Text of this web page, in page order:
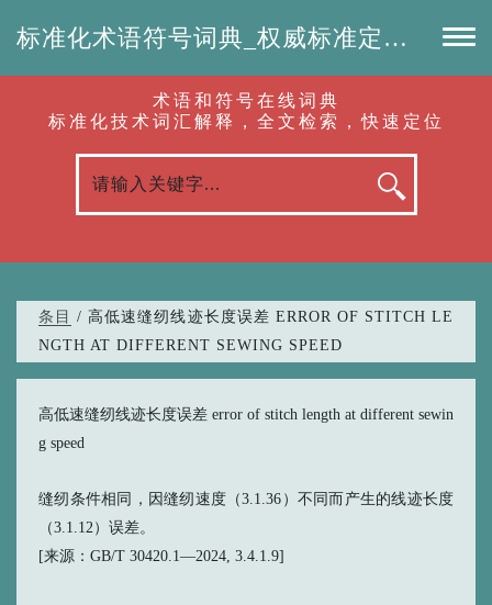
标准化术语符号词典_权威标准定义_专业词汇查询-认准啦（RenZhunLa.com）
术语和符号在线词典
标准化技术词汇解释，全文检索，快速定位
条目
/ 高低速缝纫线迹长度误差 ERROR OF STITCH LE
NGTH AT DIFFERENT SEWING SPEED
高低速缝纫线迹长度误差 error of stitch length at different sewin
g speed
缝纫条件相同，因缝纫速度（3.1.36）不同而产生的线迹长度
（3.1.12）误差。
[来源：GB/T 30420.1—2024, 3.4.1.9]